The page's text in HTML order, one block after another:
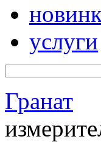
услуги
Гранат